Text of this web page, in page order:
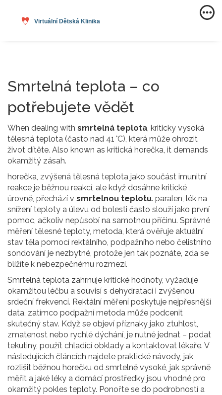
Smrtelná teplota – co
potřebujete vědět
When dealing with smrtelná teplota, kriticky vysoká
tělesná teplota (často nad 41 °C), která může ohrozit
život dítěte. Also known as kritická horečka, it demands
okamžitý zásah.
horečka, zvýšená tělesná teplota jako součást imunitní
reakce je běžnou reakcí, ale když dosáhne kritické
úrovně, přechází v smrtelnou teplotu. paralen, lék na
snížení teploty a úlevu od bolesti často slouží jako první
pomoc, ačkoliv nepůsobí na samotnou příčinu. Správné
měření tělesné teploty, metoda, která ověřuje aktuální
stav těla pomocí rektálního, podpažního nebo čelistního
sondování je nezbytné, protože jen tak poznáte, zda se
blížíte k nebezpečnému rozmezí.
Smrtelná teplota zahrnuje kritické hodnoty, vyžaduje
okamžitou léčbu a souvisí s dehydratací i zvýšenou
srdeční frekvencí. Rektální měření poskytuje nejpřesnější
data, zatímco podpažní metoda může podcenit
skutečný stav. Když se objeví příznaky jako ztuhlost,
zmatenost nebo rychlé dýchání, je nutné jednat – podat
tekutiny, použít chladící obklady a kontaktovat lékaře. V
následujících článcích najdete praktické návody, jak
rozlišit běžnou horečku od smrtelně vysoké, jak správně
měřit a jaké léky a domácí prostředky jsou vhodné pro
okamžitý pokles teploty. Ponořte se do podrobností a